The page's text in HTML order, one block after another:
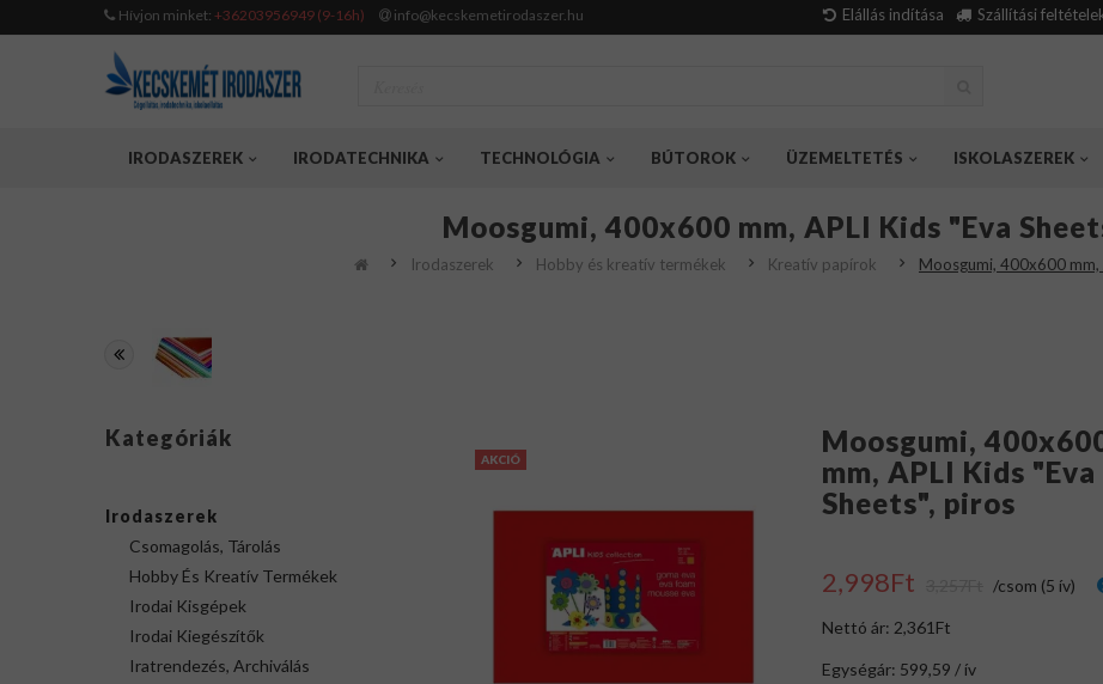
Hívjon minket: +36203956949 (9-16h) info@kecskemetirodaszer.hu Elállás indítása Szállítási
IRODASZEREK IRODATECHNIKA TECHNOLÓGIA BÚTOROK ÜZEMELTETÉS ISKOLASZEREK
Moosgumi, 400x600 mm, APLI Kids "Eva
Irodaszerek Hobby és kreatív termékek Kreatív papírok Moosgumi, 400x600 mm,
Kategóriák
Irodaszerek
Csomagolás, Tárolás
Hobby És Kreatív Termékek
Irodai Kisgépek
Irodai Kiegészítők
Iratrendezés, Archiválás
AKCIÓ
Moosgumi,
mm, APLI Kids "Eva
Sheets", piros
2,998Ft /csom (5 ív)
Nettó ár: 2,361Ft
Egységár: 599,59 / ív